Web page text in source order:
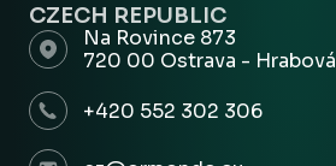
CZECH REPUBLIC
Na Rovince 873
720 00 Ostrava - Hrabová
+420 552 302 306